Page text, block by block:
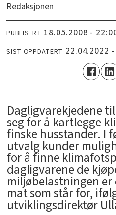
Redaksjonen
PUBLISERT 18.05.2008 -
SIST OPPDATERT 22.04.2022
Dagligvarekjedene
seg for å kartlegge
finske husstander. I
utvalg kunder
for å finne
dagligvarene de
miljøbelastningen
mat som står for,
utviklingsdirektør